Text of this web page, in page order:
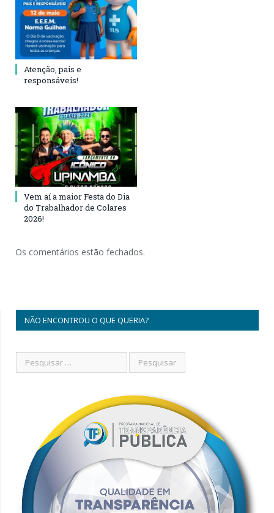
Atenção, pais e
responsáveis!
Vem aí a maior Festa do Dia
do Trabalhador de Colares
2026!
Os comentários estão fechados.
NÃO ENCONTROU O QUE QUERIA?